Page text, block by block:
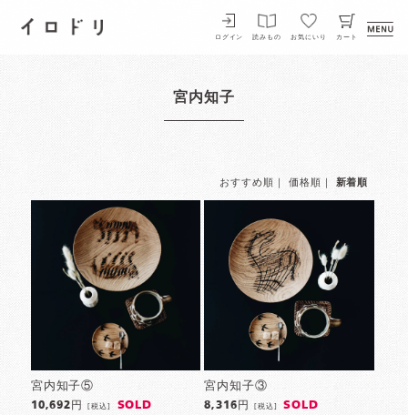
イロドリ
ログイン 読みもの お気にいり カート
宮内知子
おすすめ順 価格順 新着順
宮内知子⑤
10,692円[税込] SOLD
宮内知子③
8,316円 [税込] SOLD